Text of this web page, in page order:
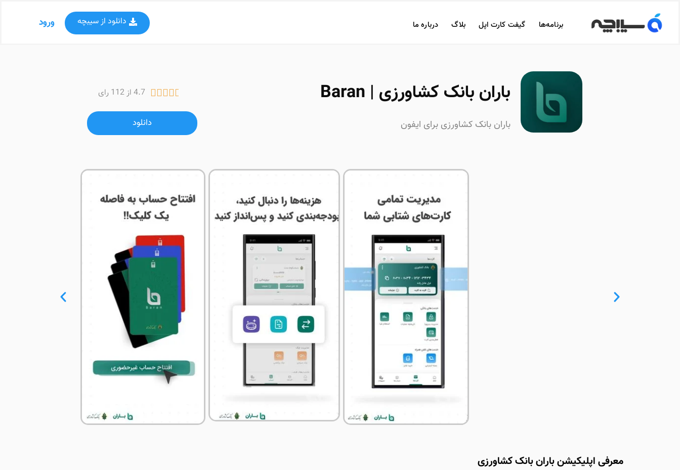
ورود دانلود از سیبچه برنامه‌ها گیفت کارت اپل بلاگ درباره ما
4.7 از 112 رای 
دانلود
باران بانک کشاورزی | Baran
باران بانک کشاورزی برای ایفون
معرفی اپلیکیشن باران بانک کشاورزی